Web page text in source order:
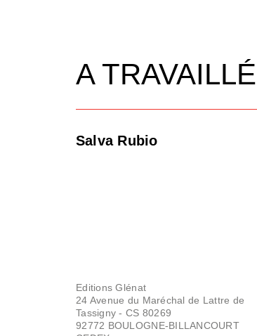
A
Salva Rubio
Editions Glénat
24 Avenue du Maréchal de Lattre de
Tassigny - CS 80269
92772 BOULOGNE-BILLANCOURT